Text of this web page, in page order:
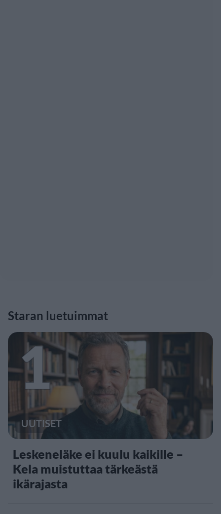
Staran luetuimmat
1
UUTISET
Leskeneläke ei kuulu kaikille –
Kela muistuttaa tärkeästä
ikärajasta